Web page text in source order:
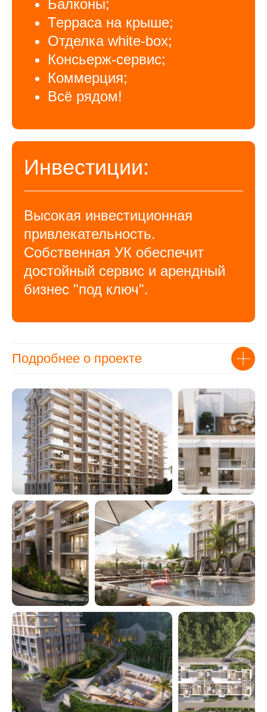
Балконы;
Терраса на крыше;
Отделка white-box;
Консьерж-сервис;
Коммерция;
Всё рядом!
Инвестиции:
Высокая инвестиционная
привлекательность.
Собственная УК обеспечит
достойный сервис и арендный
бизнес "под ключ".
Подробнее о проекте